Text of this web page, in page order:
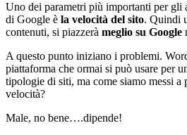
Uno dei parametri più importanti per gli
di Google è la velocità del sito. Quindi
contenuti, si piazzerà meglio su Google
A questo punto iniziano i problemi.
piattaforma che ormai si può usare per
tipologie di siti, ma come siamo messi a
velocità?
Male, no bene….dipende!